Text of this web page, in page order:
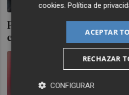
Puig y Díaz exigen a
conferencia de
cookies .Política de
ACEPTAR
RECHAZAR
CONFIGURAR